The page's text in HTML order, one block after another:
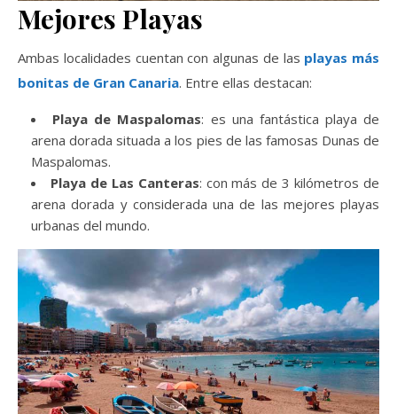
Mejores Playas
Ambas localidades cuentan con algunas de las playas más
bonitas de Gran Canaria. Entre ellas destacan:
Playa de Maspalomas: es una fantástica playa de
arena dorada situada a los pies de las famosas Dunas de
Maspalomas.
Playa de Las Canteras: con más de 3 kilómetros de
arena dorada y considerada una de las mejores playas
urbanas del mundo.